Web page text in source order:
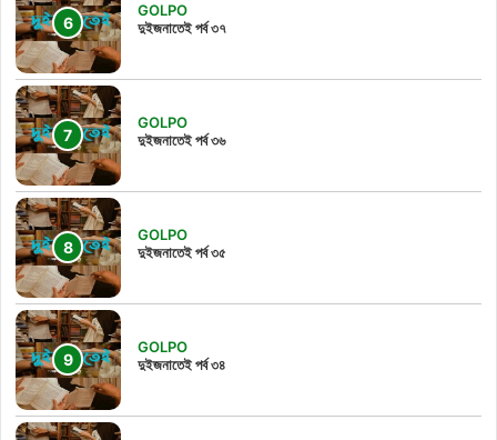
GOLPO
দুইজনাতেই পর্ব ৩৭
GOLPO
দুইজনাতেই পর্ব ৩৬
GOLPO
দুইজনাতেই পর্ব ৩৫
GOLPO
দুইজনাতেই পর্ব ৩৪